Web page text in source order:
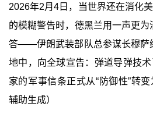
2026年2月4日，当世界还在消化
的模糊警告时，德黑兰用一声更为
答——伊朗武装部队总参谋长穆萨
地中，向全球宣告：弹道导弹技术
家的军事信条正式从“防御性”转变
辅助生成）